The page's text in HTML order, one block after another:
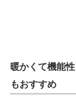
暖かくて機能
もおすすめ